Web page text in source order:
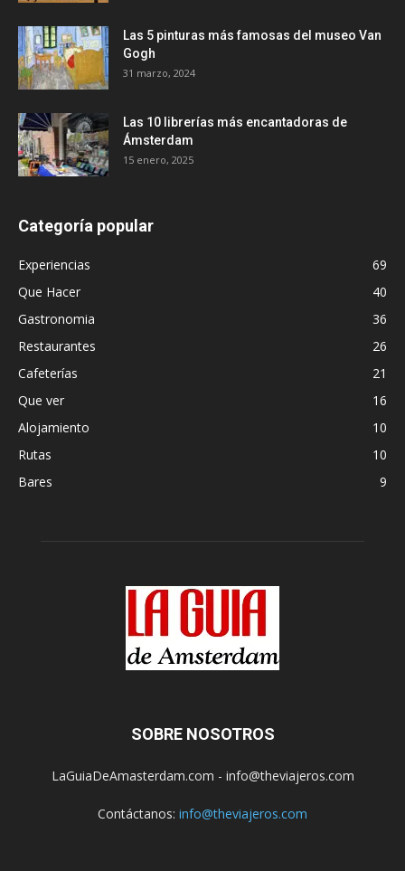
Las 5 pinturas más famosas del museo Van
Gogh
31 marzo, 2024
Las 10 librerías más encantadoras de
Ámsterdam
15 enero, 2025
Categoría popular
Experiencias
69
Que Hacer
40
Gastronomia
36
Restaurantes
26
Cafeterías
21
Que ver
16
Alojamiento
10
Rutas
10
Bares
9
SOBRE NOSOTROS
LaGuiaDeAmasterdam.com - info@theviajeros.com
Contáctanos: info@theviajeros.com